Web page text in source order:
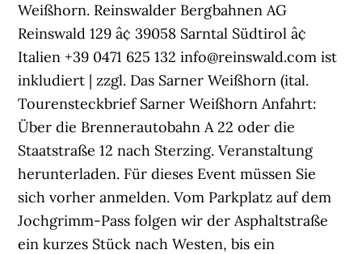
Weißhorn. Reinswalder Bergbahnen AG
Reinswald 129 â¢ 39058 Sarntal Südtirol â¢
Italien +39 0471 625 132 info@reinswald.com ist
inkludiert | zzgl. Das Sarner Weißhorn (ital.
Tourensteckbrief Sarner Weißhorn Anfahrt:
Über die Brennerautobahn A 22 oder die
Staatstraße 12 nach Sterzing. Veranstaltung
herunterladen. Für dieses Event müssen Sie
sich vorher anmelden. Vom Parkplatz auf dem
Jochgrimm-Pass folgen wir der Asphaltstraße
ein kurzes Stück nach Westen, bis ein